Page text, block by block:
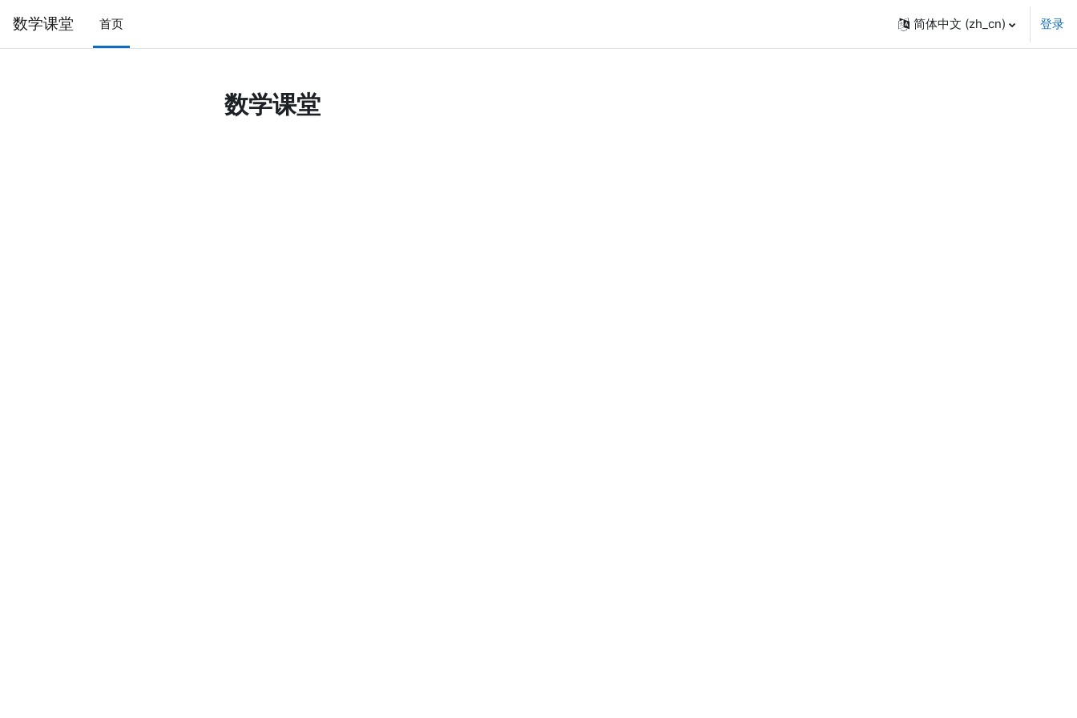
数学课堂 首页 简体中文 ‎(zh_cn)‎ 登录
数学课堂